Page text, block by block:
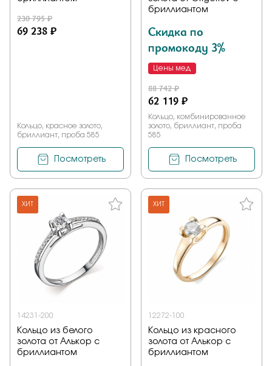
230 795 ₽
69 238 ₽
Кольцо, красное золото,
бриллиант, проба 585
Посмотреть
бриллиантом
Скидка по
промокоду 3%
Цены мед
88 742 ₽
62 119 ₽
Кольцо, комбинированное
золото, бриллиант, проба
585
Посмотреть
ХИТ
14231-200
Кольцо из белого
золота от Алькор с
бриллиантом
ХИТ
12272-100
Кольцо из красного
золота от Алькор с
бриллиантом